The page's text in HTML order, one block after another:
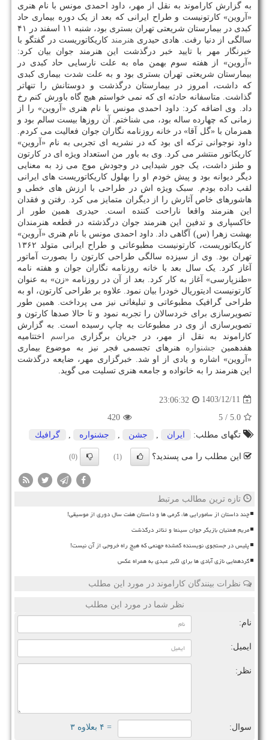
به گزارش کاراموند به نقل از مهر، داود احمدی مونس با نام هنری
«آروین» کارتونیست و طراح ایرانی که بعد از یک دوره بیماری حاد
کبدی در بیمارستان شریعتی تهران بستری بود، شنبه ۱۱ اسفند در ۴۱
سالگی از دنیا رفت. هادی حیدریهنرمند کاریکاتوریست در گفتگو با
خبرنگار مهر با تایید خبر درگذشت این هنرمند جوان بیان کرد:
«آروین» از هفته سوم بهمن ماه به علت نارسایی حاد کبدی در
بیمارستان شریعتی تهران بستری بود و به علت شدت بیماری کبدی
که داشت، امروز در بیمارستان درگذشت و دوستانش را تنهاتر
گذاشت. متاسفانه حادثه ای که نمی خواستم هیچ گاه باورش کنم رخ
داد. وی اضافه کرد: داود احمدی مونس با نام هنری «آروین» را از
زمانی که چهارده ساله بود، می شناختم. آن روزها بیست سالم بود و
همزمان با «گل آقا» در خانه روزنامه نگاران جوان فعالیت می کردم.
داود نوجوانی ترکه ای بود که در نشریه ای تجربی به نام «آروین»
کاریکاتور منتشر می کرد. وی به باور من استعداد ویژه ای در کارتون
و طنز داشت، یک جور شیدایی در وجودش موج می زد به معنایی
دیگر دیوانه بود و پیش خودم او را بهلول کاریکاتوریست های ایرانی
لقب داده بودم. سبک ویژه اش در طراحی با ارزش های خطی و
هاشورهای خاص آثارش را از دیگران متمایز می کرد. رفتن و فقدان
این هنرمند واقعا ناراحت کننده است. حیدری همین طور از
خاکسپاری و تدفین این هنرمند جوان درگذشته در قطعه هنرمندان
بهشت زهرا (س) آگاهی داد. داود احمدی مونس با نام هنری «آروین»
کاریکاتوریست، کارتونیست مطبوعاتی و طراح ایرانی متولد ۱۳۶۲
تهران بود. وی از سیزده سالگی طراحی کارتون را بصورت آماتور
آغاز کرد. یک سال بعد با خانه روزنامه نگاران جوان و هفته نامه
«طنزپارسی» آغاز به کار کرد. بعد از آن در روزنامه «زن» به عنوان
کارتونیست ادیتوریال خودرا بیان نمود. علاوه بر طراحی کارتون، او به
طراحی گرافیک مطبوعاتی و تبلیغاتی نیز می پرداخت. همین طور
تصویرسازی برای خردسالان را تجربه نمود و تا حالا صدها کارتون و
تصویرسازی از وی در مطبوعات به چاپ رسیده است. به گزارش
کاراموند به نقل از مهر، در جریان برگزاری مراسم
اختتامیه
هفدهمین جشنواره هنرهای تجسمی فجر نیز به موضوع بیماری
«آروین» اشاره و یادی از او شد. خبرگزاری مهر، ضایعه درگذشت
این هنرمند را به خانواده و جامعه هنری تسلیت می گوید.
1403/12/11
23:06:32
5.0
/ 5
420
تگهای مطلب:
ایران جشن جشنواره گرافیك
این مطلب را می پسندید؟ (1)
(0)
تازه ترین مطالب مرتبط
چند داستان از سامورایی ها، گرمی ها و داستان هفت سال دوری از موسیقی!
مریم همتیان بازیگر جوان سینما و تئاتر درگذشت
پلیس در جستجوی نویسنده گمشده جهنمی که هیچ راه خروجی از آن نیست!
گردهمایی نازی آبادی ها برای اکبر عبدی به همراه عکس
نظرات بینندگان کاراموند در مورد این مطلب
نظر شما در مورد این مطلب
نام:
ایمیل:
نظر:
سوال: = ۴ بعلاوه ۳